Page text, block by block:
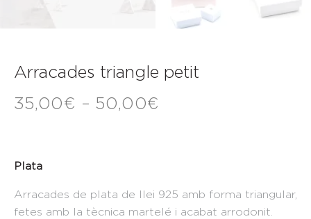
Arracades triangle petit
35,00€ – 50,00€
Plata
Arracades de plata de llei 925 amb forma triangular,
fetes amb la tècnica martelé i acabat arrodonit.